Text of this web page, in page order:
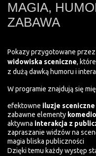
MAGIA,
ZABAWA
Pokazy przygotowane
widowiska sceniczne,
z dużą dawką humoru i
W programie znajdują się
efektowne iluzje sceniczne
zabawne elementy
aktywna interakcja z
zapraszanie widzów na
magia bliska publiczności
Dzięki temu każdy występ